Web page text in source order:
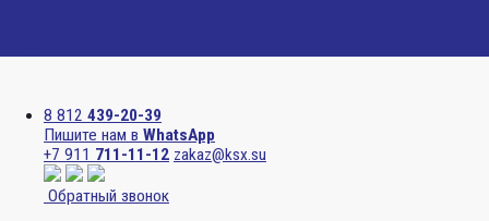
8 812 439-20-39
Пишите нам в WhatsApp
+7 911 711-11-12 zakaz@ksx.su
Обратный звонок